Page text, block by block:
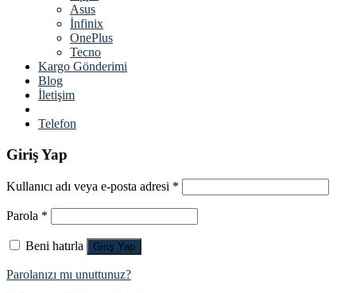
Asus
İnfinix
OnePlus
Tecno
Kargo Gönderimi
Blog
İletişim
Telefon
Giriş Yap
Kullanıcı adı veya e-posta adresi *
Parola *
Beni hatırla Giriş Yap
Parolanızı mı unuttunuz?